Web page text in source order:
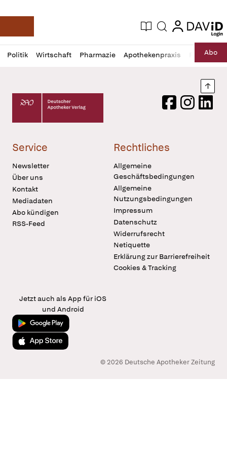
Deutsche Apotheker Zeitung
Aktuelle Ausgabe
Suche login
login
Politik Wirtschaft Pharmazie Apothekenpraxis RechtAbo
Profil
öffnen
Daz
Pur
Deutscher Apotheker Verlag Logo
FacebookInstagram
Service
Newsletter
Über uns
Kontakt
Mediadaten
Abo kündigen
RSS-Feed
Rechtliches
Allgemeine
Geschäftsbedingungen
Allgemeine
Nutzungsbedingungen
Impressum
Datenschutz
Widerrufsrecht
Netiquette
Erklärung zur Barrierefreiheit
Cookies & Tracking
Jetzt auch als App für iOS
und Android
Jetzt bei Google Play
Laden im App Store
© 2026 Deutsche Apotheker Zeitung